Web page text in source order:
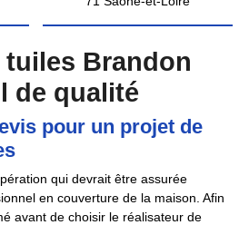
Brandon
de qualité
pour un projet de
qui devrait être assurée
en couverture de la maison. Afin
avant de choisir le réalisateur de